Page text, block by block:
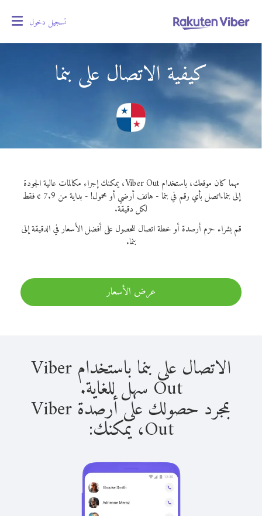
تسجيل دخول
كيفية الاتصال على بنما
مهما كان موقعك، باستخدام Viber Out، يمكنك إجراء مكالمات عالية الجودة
إلى بنما.
اتصل بأي رقم في بنما - هاتف أرضي أو محمول! - بداية من 7.9 ¢ فقط
لكل دقيقة.
قم بشراء حزم أرصدة أو خطة اتصال للحصول على أفضل الأسعار في الدقيقة إلى
بنما.
عرض الأسعار
الاتصال على بنما باستخدام Viber
Out سهل للغاية.
بمجرد حصولك على أرصدة Viber
Out، يمكنك: